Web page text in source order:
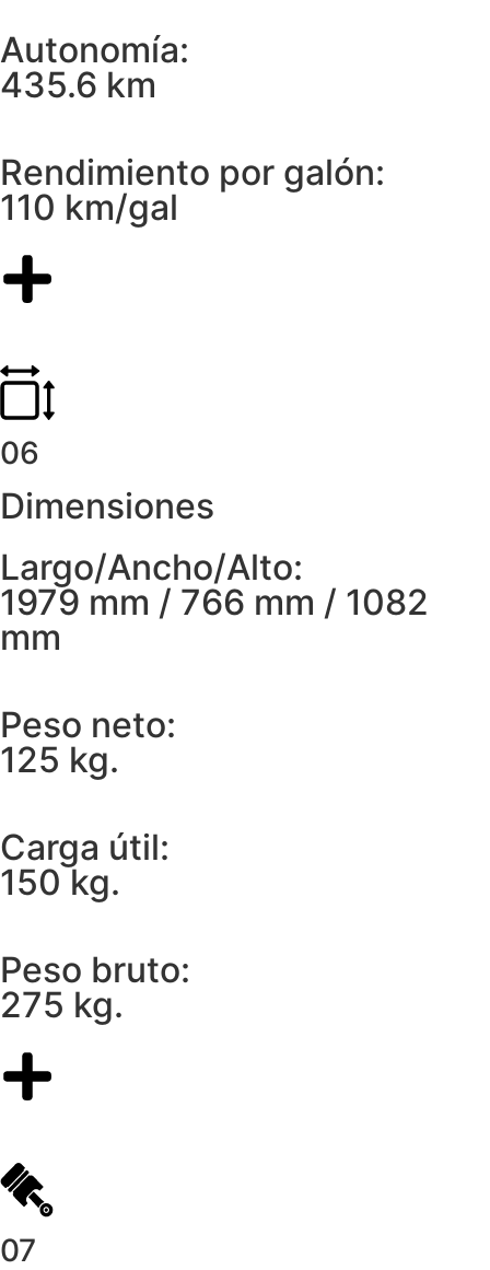
Autonomía:
435.6 km
Rendimiento por galón:
110 km/gal
06
Dimensiones
Largo/Ancho/Alto:
1979 mm / 766 mm / 1082
mm
Peso neto:
125 kg.
Carga útil:
150 kg.
Peso bruto:
275 kg.
07